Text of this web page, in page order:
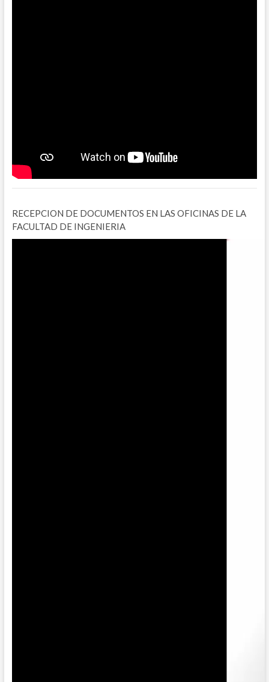
RECEPCION DE DOCUMENTOS EN LAS OFICINAS DE LA
FACULTAD DE INGENIERIA